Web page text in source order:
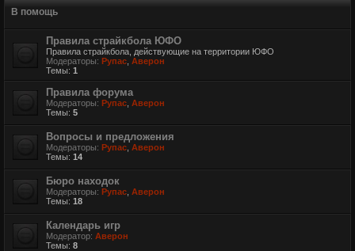
В помощь
Правила страйкбола ЮФО
Правила страйкбола, действующие на территории ЮФО
Модераторы: Рупас Аверон
Темы: 1
Правила форума
Модераторы: Рупас Аверон
Темы: 5
Вопросы и предложения
Модераторы: Рупас Аверон
Темы: 14
Бюро находок
Модераторы: Рупас Аверон
Темы: 18
Календарь игр
Модератор: Аверон
Темы: 8